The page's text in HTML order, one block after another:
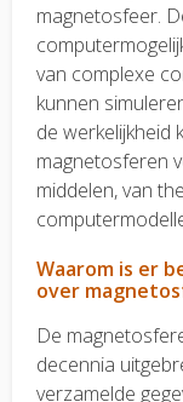
magnetosfeer.
van complexe
kunnen
de werkelijkheid
magnetosferen
middelen, van
Waarom is er
over
De
decennia
verzamelde